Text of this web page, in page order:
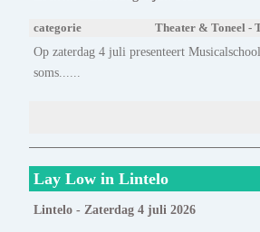
categorie Theater & Toneel -
Op zaterdag 4 juli presenteert
soms......
Lay Low in Lintelo
Lintelo - Zaterdag 4 juli 2026